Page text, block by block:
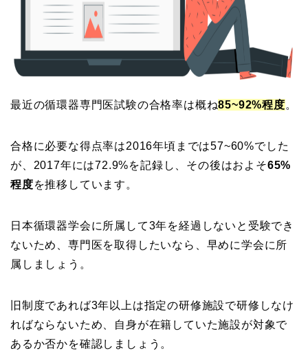
最近の循環器専門医試験の合格率は概ね85~92%程度。
合格に必要な得点率は2016年頃までは57~60%でした
が、2017年には72.9%を記録し、その後はおよそ65%
程度を推移しています。
日本循環器学会に所属して3年を経過しないと受験でき
ないため、専門医を取得したいなら、早めに学会に所
属しましょう。
旧制度であれば3年以上は指定の研修施設で研修しなけ
ればならないため、自身が在籍していた施設が対象で
あるか否かを確認しましょう。